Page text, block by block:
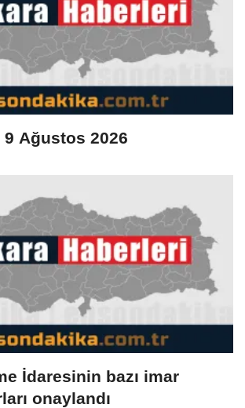
9 Ağustos 2026
İdaresinin bazı imar
onaylandı